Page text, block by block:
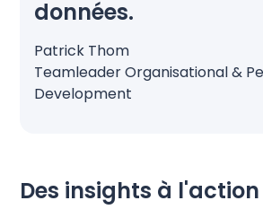
données.
Patrick Thom
Teamleader Organisational &
Development
Des insights à l'action